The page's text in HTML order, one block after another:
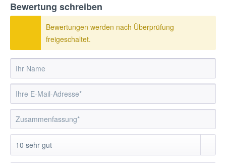
Bewertung schreiben
Bewertungen werden nach Überprüfung
freigeschaltet.